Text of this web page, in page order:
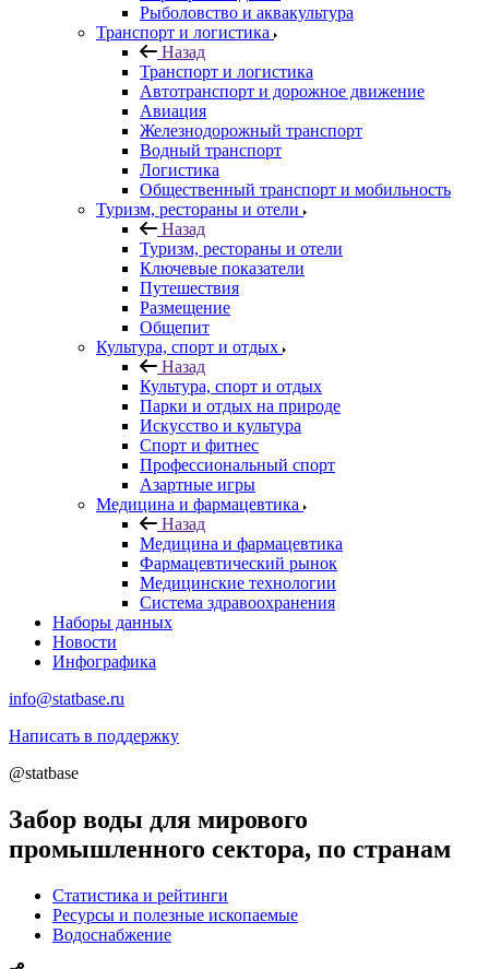
Рыболовство и аквакультура
Транспорт и логистика
Назад
Транспорт и логистика
Автотранспорт и дорожное движение
Авиация
Железнодорожный транспорт
Водный транспорт
Логистика
Общественный транспорт и мобильность
Туризм, рестораны и отели
Назад
Туризм, рестораны и отели
Ключевые показатели
Путешествия
Размещение
Общепит
Культура, спорт и отдых
Назад
Культура, спорт и отдых
Парки и отдых на природе
Искусство и культура
Спорт и фитнес
Профессиональный спорт
Азартные игры
Медицина и фармацевтика
Назад
Медицина и фармацевтика
Фармацевтический рынок
Медицинские технологии
Система здравоохранения
Наборы данных
Новости
Инфографика
info@statbase.ru
Написать в поддержку
@statbase
Забор воды для мирового
промышленного сектора, по странам
Статистика и рейтинги
Ресурсы и полезные ископаемые
Водоснабжение